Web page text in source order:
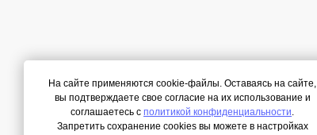
На сайте применяются cookie-файлы. Оставаясь на сайте,
вы подтверждаете свое согласие на их использование и
соглашаетесь с политикой конфиденциальности.
Запретить сохранение cookies вы можете в настройках